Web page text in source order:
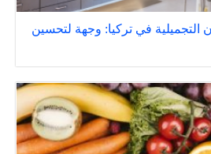
التجميلية في تركيا: وجهة لتحسين